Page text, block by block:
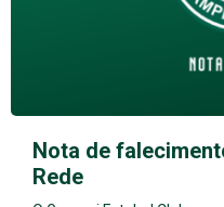
Nota de
Rede